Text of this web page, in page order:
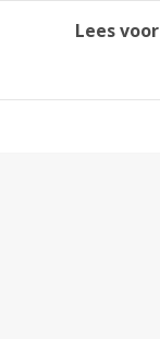
Lees voor